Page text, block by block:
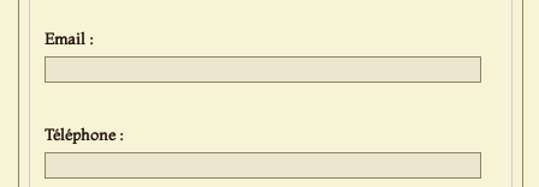
Email :
Téléphone :